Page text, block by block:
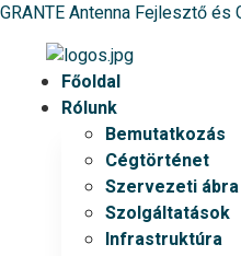
GRANTE Antenna Fejlesztő és
Főoldal
Rólunk
Bemutatkozás
Cégtörténet
Szervezeti ábra
Szolgáltatások
Infrastruktúra